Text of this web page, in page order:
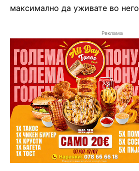
максимално да уживате во
Реклама